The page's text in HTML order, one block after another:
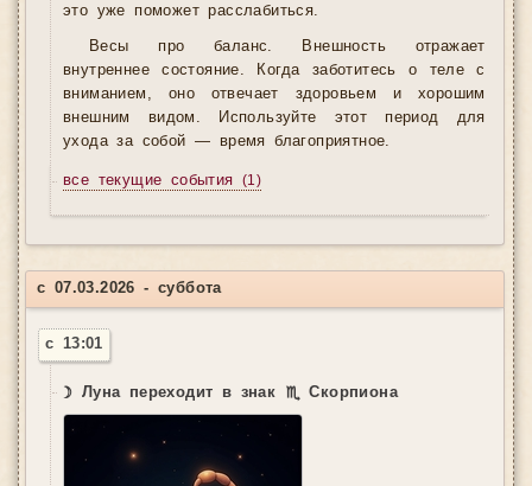
это уже поможет расслабиться.
Весы про баланс. Внешность отражает
внутреннее состояние. Когда заботитесь о теле с
вниманием, оно отвечает здоровьем и хорошим
внешним видом. Используйте этот период для
ухода за собой — время благоприятное.
все текущие события (1)
с 07.03.2026 - суббота
с 13:01
☽ Луна переходит в знак ♏ Скорпиона